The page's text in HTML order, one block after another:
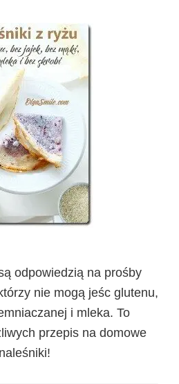
odpowiedzią na prośby
nie mogą jeśc glutenu,
i mleka. To
przepis na domowe
naleśniki!